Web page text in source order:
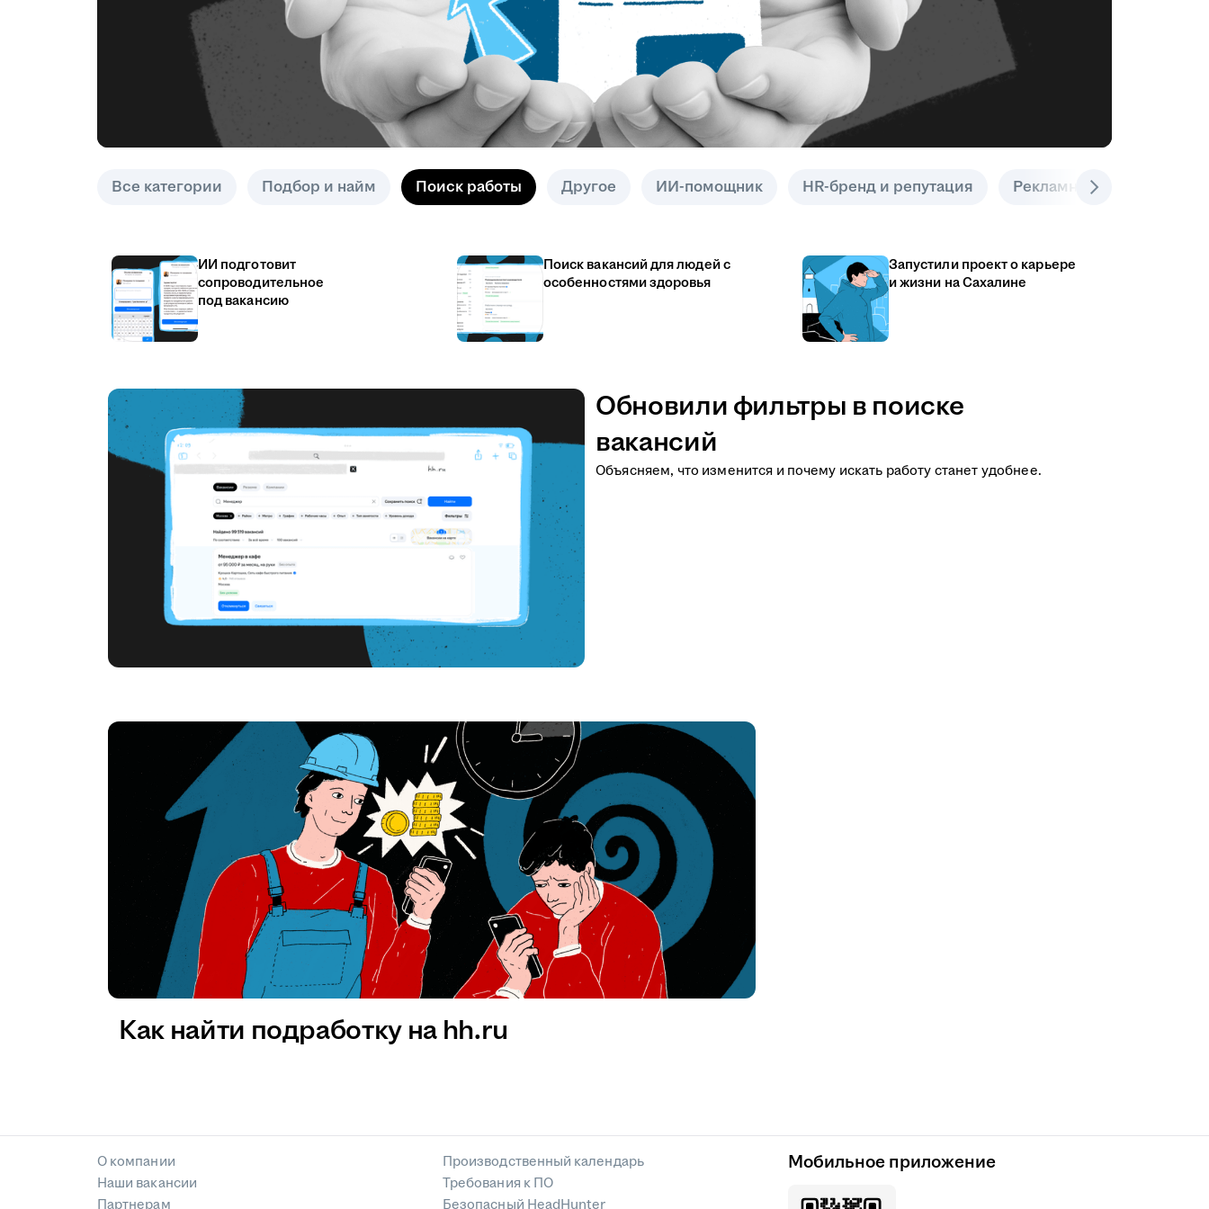
Все категории Подбор и найм Поиск работы Другое ИИ-помощник HR-бренд и репутация Рекламные инструменты
ИИ подготовит
сопроводительное
под вакансию
Поиск вакансий для людей с
особенностями здоровья
Запустили проект о карьере
и жизни на Сахалине
Обновили фильтры в поиске
вакансий
Объясняем, что изменится и почему искать работу станет удобнее.
Как найти подработку на hh.ru
О компании
Наши вакансии
Партнерам
Производственный календарь
Требования к ПО
Безопасный HeadHunter
Мобильное приложение